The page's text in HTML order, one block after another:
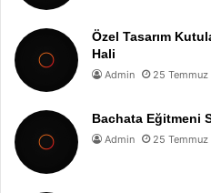
Özel Tasarım
Hali
Admin 25
Bachata Eğitmeni
Admin 25